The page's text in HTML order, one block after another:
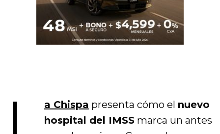
L a Chispa presenta cómo el nuevo
hospital del IMSSmarca un antes